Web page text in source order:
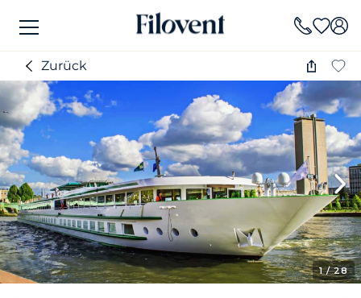
Zurück
1/ 28